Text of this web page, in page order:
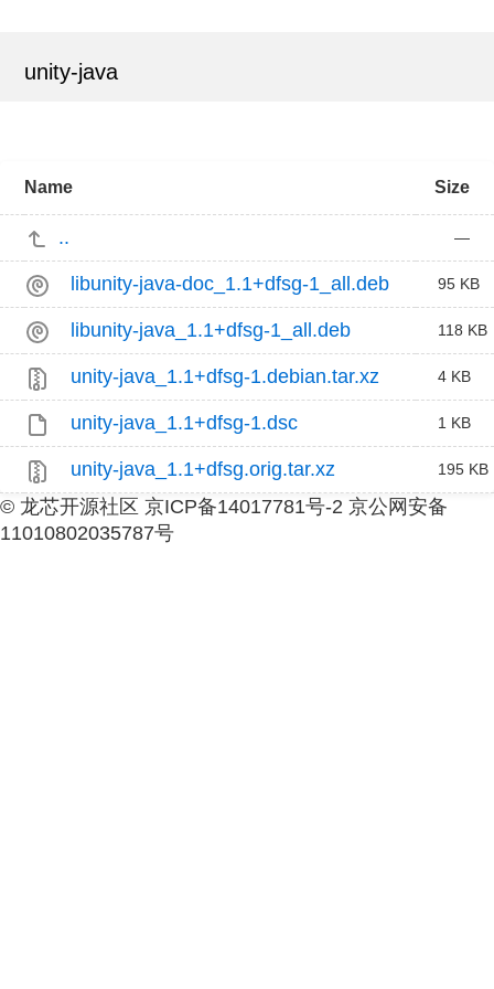
unity-java
Name Size
.. —
libunity-java-doc_1.1+dfsg-1_all.deb 95 KB
libunity-java_1.1+dfsg-1_all.deb 118 KB
unity-java_1.1+dfsg-1.debian.tar.xz 4 KB
unity-java_1.1+dfsg-1.dsc 1 KB
unity-java_1.1+dfsg.orig.tar.xz 195 KB
© 龙芯开源社区 京ICP备14017781号-2 京公网安备
11010802035787号